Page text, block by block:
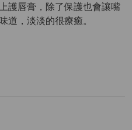
護唇膏，除了保護也會讓嘴
道，淡淡的很療癒。